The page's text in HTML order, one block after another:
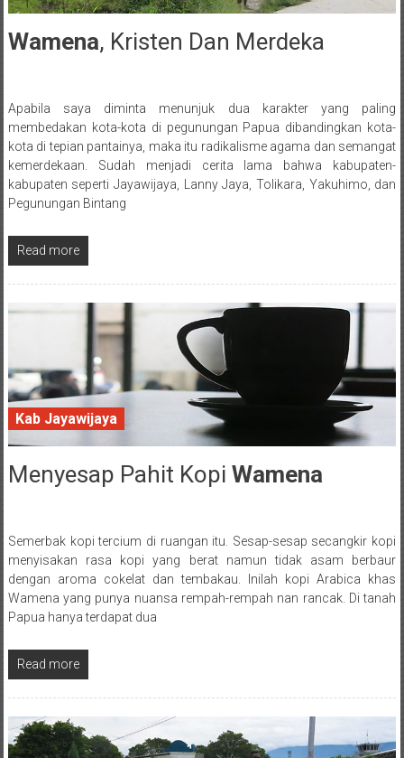
8 May 2018
Wamena, Kristen Dan Merdeka
Posted By: wirawan
Apabila saya diminta menunjuk dua karakter yang paling
membedakan kota-kota di pegunungan Papua dibandingkan kota-
kota di tepian pantainya, maka itu radikalisme agama dan semangat
kemerdekaan. Sudah menjadi cerita lama bahwa kabupaten-
kabupaten seperti Jayawijaya, Lanny Jaya, Tolikara, Yakuhimo, dan
Pegunungan Bintang
Read more
Kab Jayawijaya
7 May 2018
Menyesap Pahit Kopi Wamena
Posted By: wirawan
Semerbak kopi tercium di ruangan itu. Sesap-sesap secangkir kopi
menyisakan rasa kopi yang berat namun tidak asam berbaur
dengan aroma cokelat dan tembakau. Inilah kopi Arabica khas
Wamena yang punya nuansa rempah-rempah nan rancak. Di tanah
Papua hanya terdapat dua
Read more